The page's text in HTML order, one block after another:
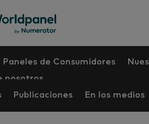
Paneles de Consumidores
nosotros
Publicaciones En los medios